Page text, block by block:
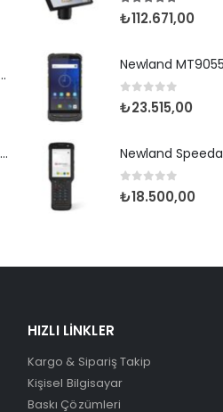
65W Fanlı (Box)
Kingston Beast 8GB 3600 DDR4 (KF436C17BB/8TR)
5.00 5
₺112.671,00
0 5 üzerinden
₺23.515,00
0 5 üzerinden
₺18.500,00
HIZLI LINKLER
Kargo & Sipariş Takip
Kişisel Bilgisayar
Baskı Çözümleri